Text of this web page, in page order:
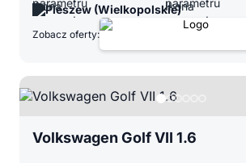
Pleszew (Wielkopolskie)
Zobacz oferty:
Volkswagen Golf VII 1.6